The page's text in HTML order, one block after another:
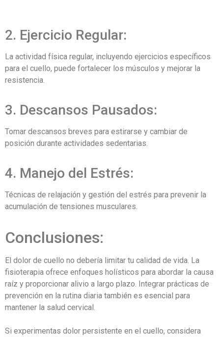
2. Ejercicio Regular:
La actividad física regular, incluyendo ejercicios específicos
para el cuello, puede fortalecer los músculos y mejorar la
resistencia.
3. Descansos Pausados:
Tomar descansos breves para estirarse y cambiar de
posición durante actividades sedentarias.
4. Manejo del Estrés:
Técnicas de relajación y gestión del estrés para prevenir la
acumulación de tensiones musculares.
Conclusiones:
El dolor de cuello no debería limitar tu calidad de vida. La
fisioterapia ofrece enfoques holísticos para abordar la causa
raíz y proporcionar alivio a largo plazo. Integrar prácticas de
prevención en la rutina diaria también es esencial para
mantener la salud cervical.
Si experimentas dolor persistente en el cuello, considera